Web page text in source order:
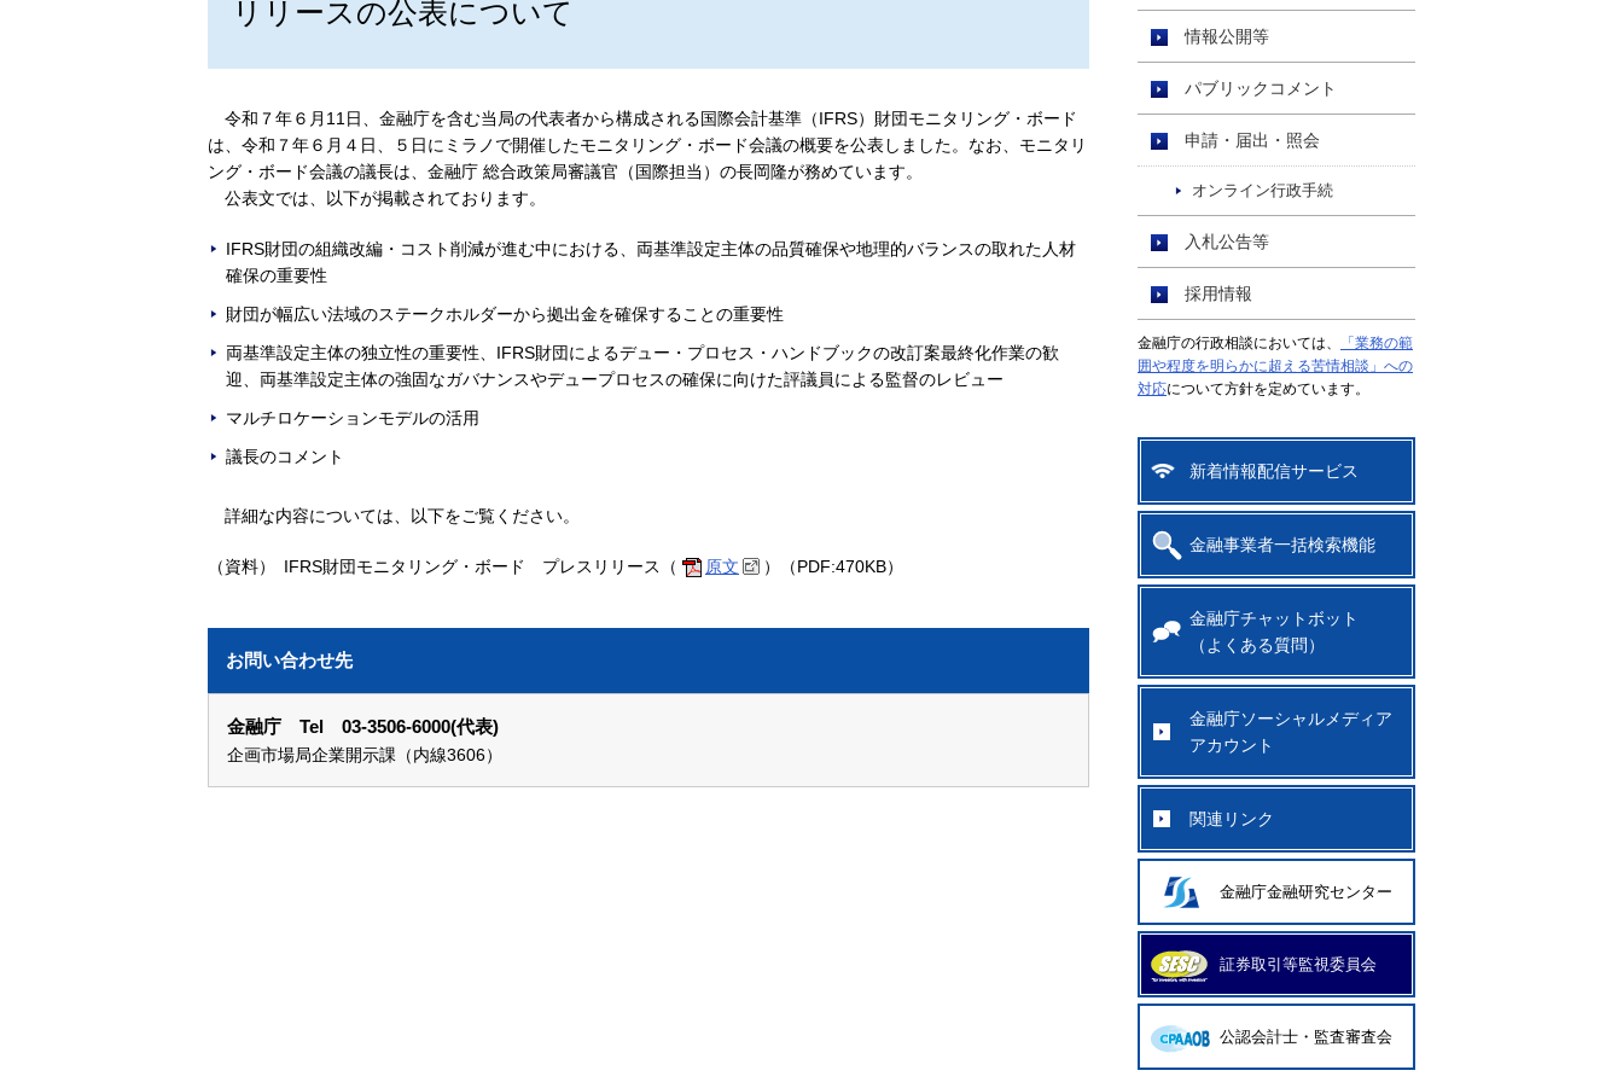
リリースの公表について
令和７年６月11日、金融庁を含む当局の代表者から構成される国際会計基準（IFRS）財団モニタリング・ボード
は、令和７年６月４日、５日にミラノで開催したモニタリング・ボード会議の概要を公表しました。なお、モニタリ
ング・ボード会議の議長は、金融庁 総合政策局審議官（国際担当）の長岡隆が務めています。
公表文では、以下が掲載されております。
IFRS財団の組織改編・コスト削減が進む中における、両基準設定主体の品質確保や地理的バランスの取れた人材
確保の重要性
財団が幅広い法域のステークホルダーから拠出金を確保することの重要性
両基準設定主体の独立性の重要性、IFRS財団によるデュー・プロセス・ハンドブックの改訂案最終化作業の歓
迎、両基準設定主体の強固なガバナンスやデュープロセスの確保に向けた評議員による監督のレビュー
マルチロケーションモデルの活用
議長のコメント
詳細な内容については、以下をご覧ください。
（資料） IFRS財団モニタリング・ボード プレスリリース（ 原文 ）（PDF:470KB）
お問い合わせ先
金融庁 Tel 03-3506-6000(代表)
企画市場局企業開示課（内線3606）
情報公開等
パブリックコメント
申請・届出・照会
オンライン行政手続
入札公告等
採用情報
金融庁の行政相談においては、
「業務の範
囲や程度を明らかに超える苦情相談」への
対応について方針を定めています。
新着情報配信サービス
金融事業者一括検索機能
金融庁チャットボット
（よくある質問）
金融庁ソーシャルメディア
アカウント
関連リンク
金融庁金融研究センター
証券取引等監視委員会
公認会計士・監査審査会